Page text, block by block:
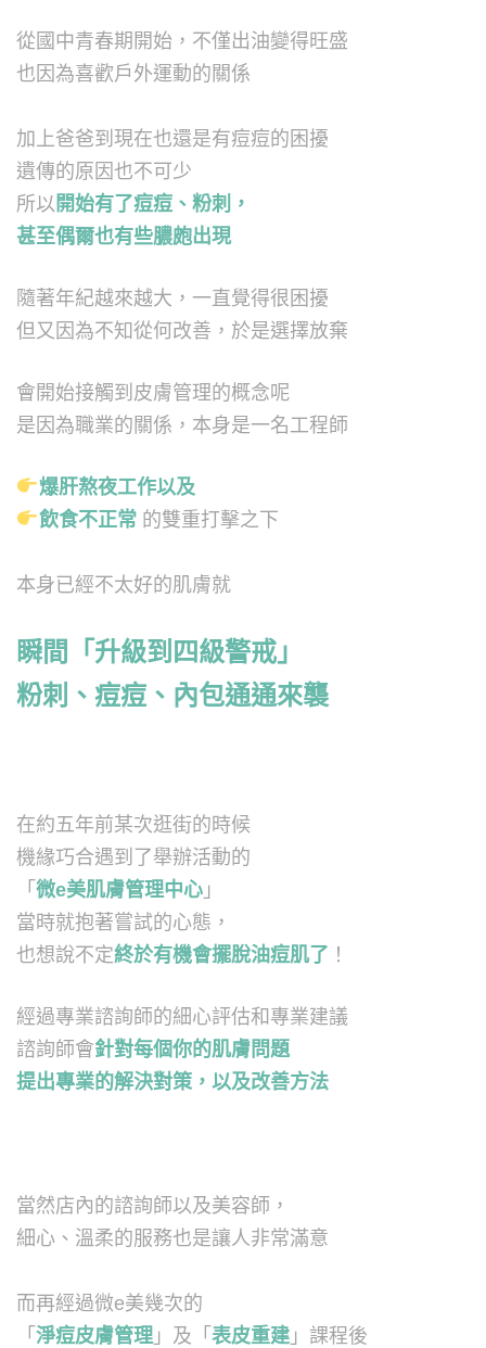
從國中青春期開始， 不僅出油變得旺盛
也因為喜歡戶外運動的關係
加上爸爸到現在也還是有痘痘的困擾
遺傳的原因也不可少
所以 開始有了痘痘、粉刺，
甚至偶爾也有些膿皰出現
隨著年紀越來越大，一直覺得很困擾
但又因為不知從何改善，於是選擇放棄
會開始接觸到皮膚管理的概念呢
是因為職業的關係， 本身是一名工程師
爆肝熬夜工作以及
飲食不正常 的雙重打擊之下
本身已經不太好的肌膚就
瞬間「升級到四級警戒」
粉刺、痘痘、內包通通來襲
在約五年前某次逛街的時候
機緣巧合遇到了舉辦活動的
「 微e美肌膚管理中心 」
當時就抱著嘗試的心態，
也想說不定終於有機會擺脫油痘肌了 ！
經過專業諮詢師的細心評估和專業建議
諮詢師會針對每個你的肌膚問題
提出專業的解決對策，以及改善方法
當然店內的諮詢師以及美容師，
細心、溫柔的服務也是讓人非常滿意
而再經過微e美幾次的
「 淨痘皮膚管理 」及「 表皮重建 」課程後